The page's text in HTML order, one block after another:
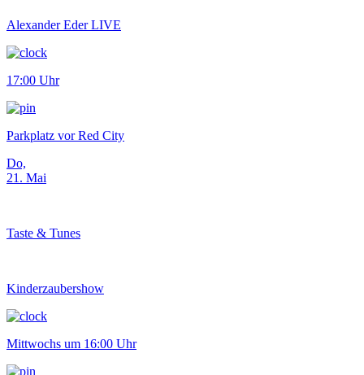
Alexander Eder LIVE
17:00 Uhr
Parkplatz vor Red City
Do,
21. Mai
Taste & Tunes
Kinderzaubershow
Mittwochs um 16:00 Uhr